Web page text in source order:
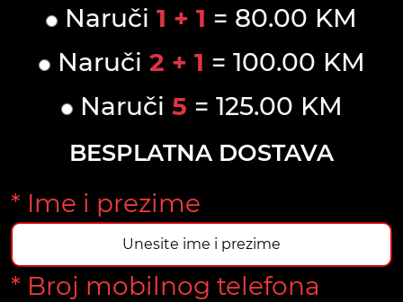
Naruči 1 + 1 = 80.00 KM
Naruči 2 + 1 = 100.00 KM
Naruči 5 = 125.00 KM
BESPLATNA DOSTAVA
* Ime i prezime
* Broj mobilnog telefona